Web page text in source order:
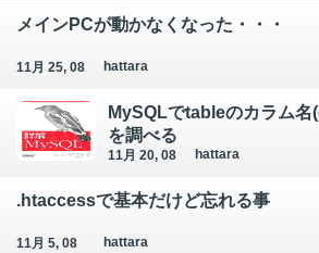
メインPCが動かなくなった・・・
11月 25, 08 hattara
MySQLでtableのカラム
を調べる
11月 20, 08 hattara
.htaccessで基本だけど忘れる事
11月 5, 08 hattara